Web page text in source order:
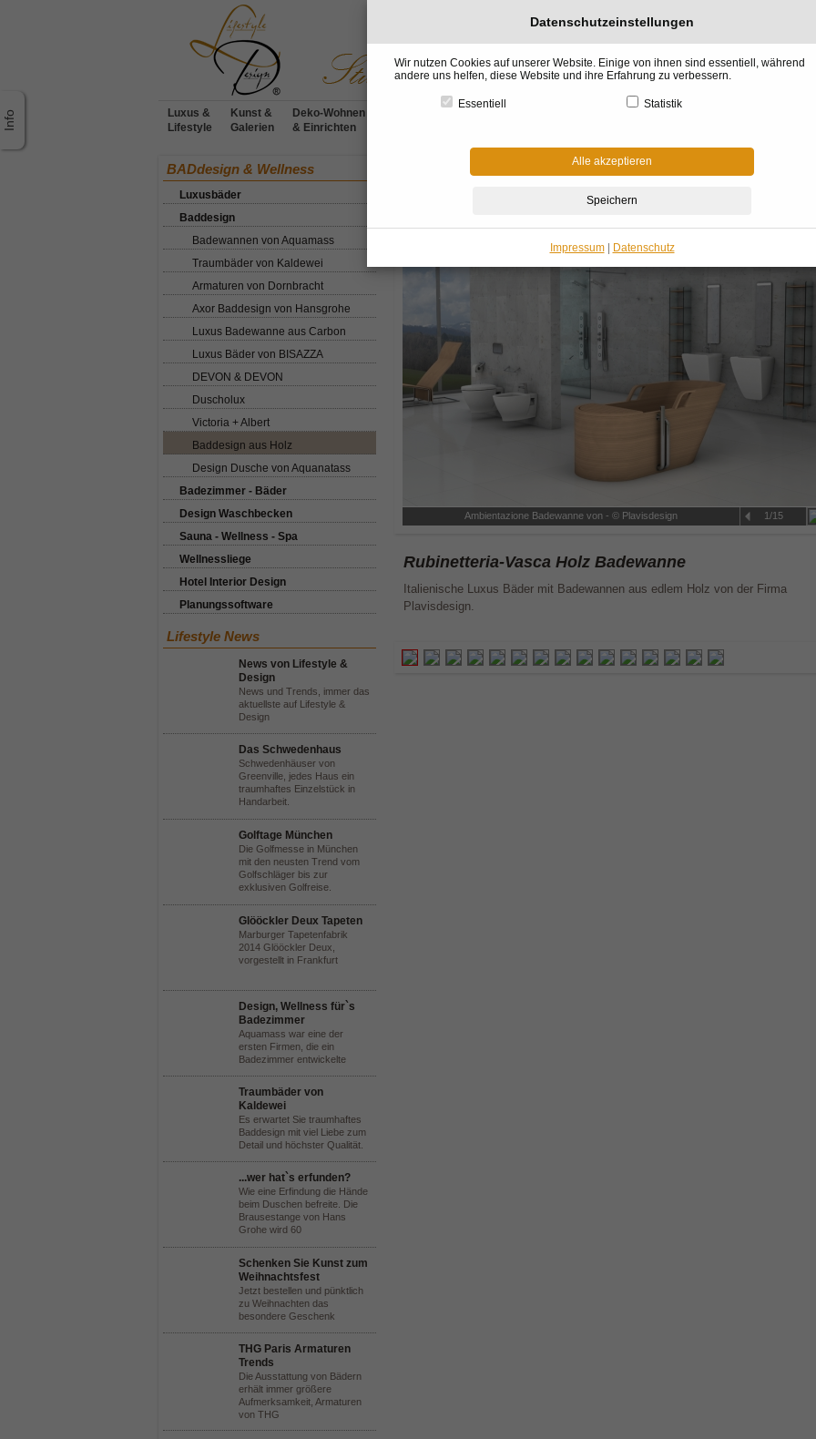
Luxus &
Lifestyle
Kunst &
Galerien
Deko-Wohnen
& Einrichten
BADdesign & Wellness
Luxusbäder
Baddesign
Badewannen von Aquamass
Traumbäder von Kaldewei
Armaturen von Dornbracht
Axor Baddesign von Hansgrohe
Luxus Badewanne aus Carbon
Luxus Bäder von BISAZZA
DEVON & DEVON
Duscholux
Victoria + Albert
Baddesign aus Holz
Design Dusche von Aquanatass
Badezimmer - Bäder
Design Waschbecken
Sauna - Wellness - Spa
Wellnessliege
Hotel Interior Design
Planungssoftware
Lifestyle News
News von Lifestyle &
Design
News und Trends, immer das
aktuellste auf Lifestyle &
Design
Das Schwedenhaus
Schwedenhäuser von
Greenville, jedes Haus ein
traumhaftes Einzelstück in
Handarbeit.
Golftage München
Die Golfmesse in München
mit den neusten Trend vom
Golfschläger bis zur
exklusiven Golfreise.
Glööckler Deux Tapeten
Marburger Tapetenfabrik
2014 Glööckler Deux,
vorgestellt in Frankfurt
Design, Wellness für`s
Badezimmer
Aquamass war eine der
ersten Firmen, die ein
Badezimmer entwickelte
Traumbäder von
Kaldewei
Es erwartet Sie traumhaftes
Baddesign mit viel Liebe zum
Detail und höchster Qualität.
...wer hat`s erfunden?
Wie eine Erfindung die Hände
beim Duschen befreite. Die
Brausestange von Hans
Grohe wird 60
Schenken Sie Kunst zum
Weihnachtsfest
Jetzt bestellen und pünktlich
zu Weihnachten das
besondere Geschenk
THG Paris Armaturen
Trends
Die Ausstattung von Bädern
erhält immer größere
Aufmerksamkeit, Armaturen
von THG
Baddesign»Baddesign aus Holz Rubinetteria-
Baddesign aus Holz von Plavisdesign
Ambientazione Badewanne von - © Plavisdesign 1/15
Rubinetteria-Vasca Holz Badewanne
Italienische Luxus Bäder mit Badewannen aus edlem Holz von der Firma
Plavisdesign.
Datenschutzeinstellungen
Wir nutzen Cookies auf unserer Website. Einige von ihnen sind essentiell, während
andere uns helfen, diese Website und ihre Erfahrung zu verbessern.
Essentiell Statistik
Alle akzeptieren
Impressum| Datenschutz